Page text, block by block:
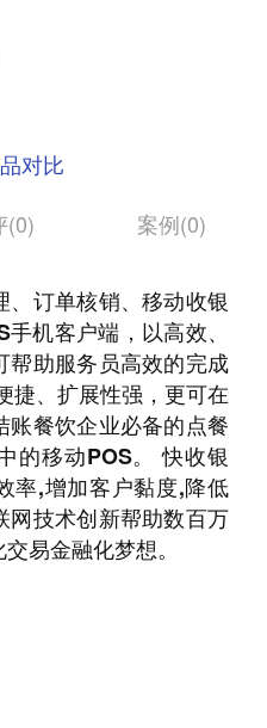
对比
(0) 案例(0)
订单核销、移动收银
机客户端，以高效、
帮助服务员高效的完成
捷、扩展性强，更可在
账餐饮企业必备的点餐
的移动POS。 快收银
率,增加客户黏度,降低
网技术创新帮助数百万
易金融化梦想。